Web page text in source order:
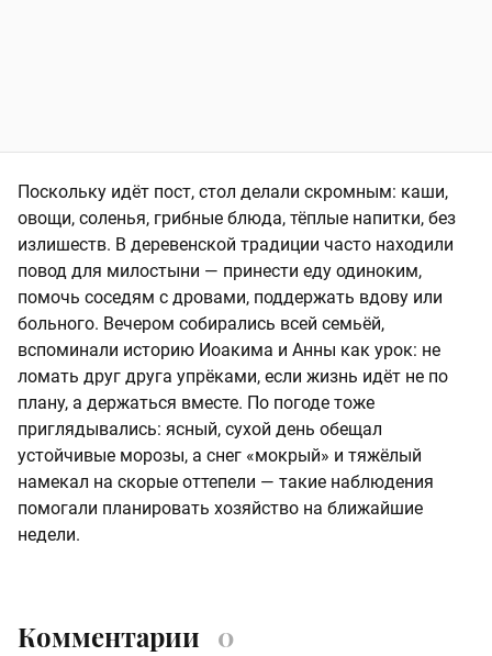
Поскольку идёт пост, стол делали скромным: каши,
овощи, соленья, грибные блюда, тёплые напитки, без
излишеств. В деревенской традиции часто находили
повод для милостыни — принести еду одиноким,
помочь соседям с дровами, поддержать вдову или
больного. Вечером собирались всей семьёй,
вспоминали историю Иоакима и Анны как урок: не
ломать друг друга упрёками, если жизнь идёт не по
плану, а держаться вместе. По погоде тоже
приглядывались: ясный, сухой день обещал
устойчивые морозы, а снег «мокрый» и тяжёлый
намекал на скорые оттепели — такие наблюдения
помогали планировать хозяйство на ближайшие
недели.
Комментарии 0